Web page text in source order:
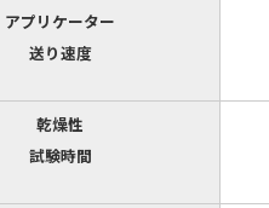
アプリケーター
送り速度
乾燥性
試験時間